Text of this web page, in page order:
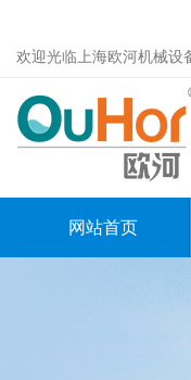
欢迎光临上海欧河机械设
网站首页